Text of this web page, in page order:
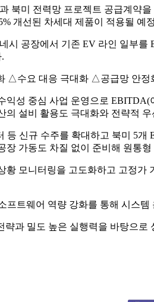
북미 전력망 프로젝트 공급계약
개선된 차세대 제품이 적용될 예
시 공장에서 기존 EV 라인 일부
△수요 대응 극대화 △공급망 안
익성 중심 사업 운영으로
의 설비 활용도 극대화와 전략적
등 신규 수주를 확대하고 북미 5
장 가동도 차질 없이 준비해 원통
황 모니터링을 고도화하고 고정
프트웨어 역량 강화를 통해 시스
과 밀도 높은 실행력을 바탕으